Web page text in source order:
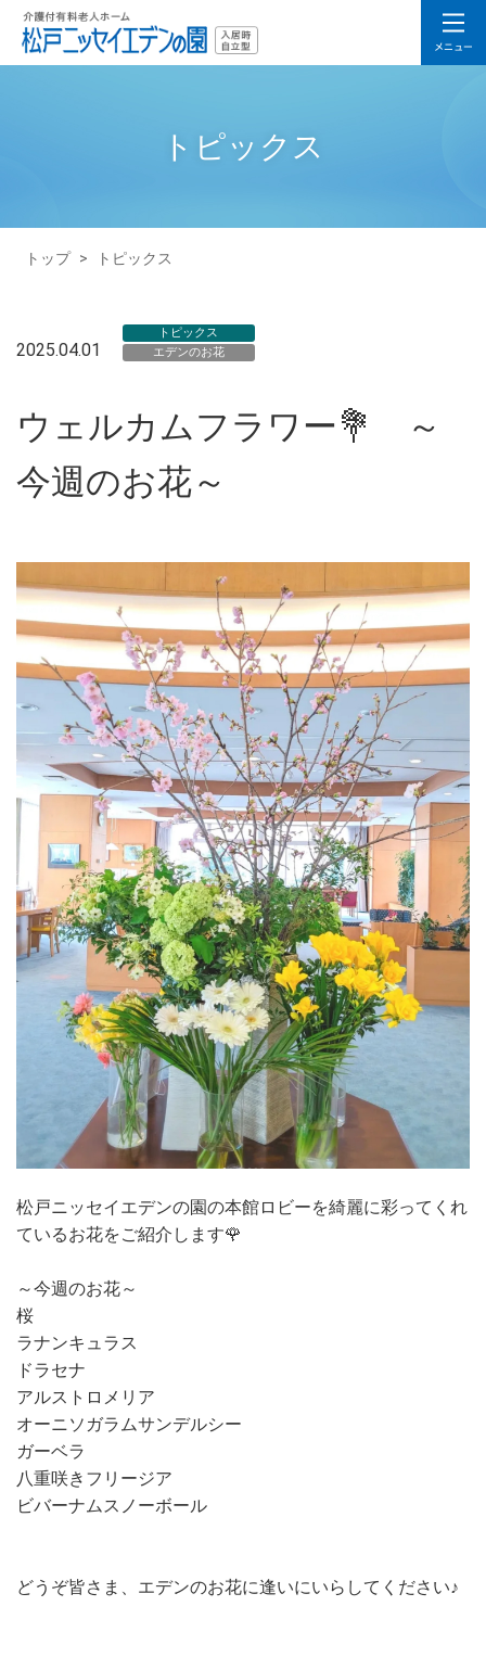
トピックス
トップ > トピックス
2025.04.01
トピックス
エデンのお花
ウェルカムフラワー💐 ～
今週のお花～
松戸ニッセイエデンの園の本館ロビーを綺麗に彩ってくれ
ているお花をご紹介します🌹
～今週のお花～
桜
ラナンキュラス
ドラセナ
アルストロメリア
オーニソガラムサンデルシー
ガーベラ
八重咲きフリージア
ビバーナムスノーボール
どうぞ皆さま、エデンのお花に逢いにいらしてください♪